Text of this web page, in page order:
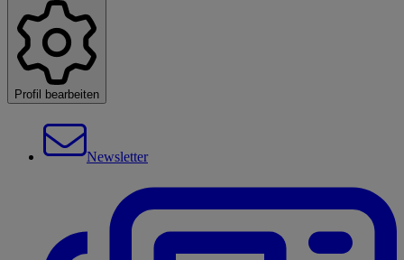
Profil bearbeiten
Newsletter